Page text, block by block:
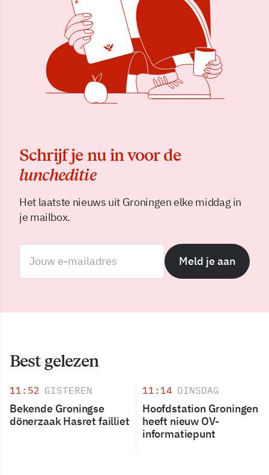
Schrijf je nu in voor de
luncheditie
Het laatste nieuws uit Groningen elke middag in
je mailbox.
Meld je aan
Best gelezen
11:52 GISTEREN
Bekende Groningse
dönerzaak Hasret failliet
11:14 DINSDAG
Hoofdstation Groningen
heeft nieuw OV-
informatiepunt